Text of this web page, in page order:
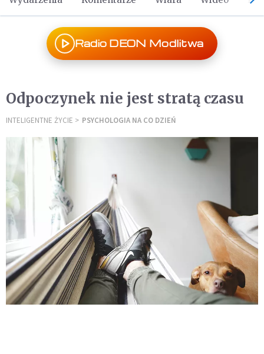
Radio DEON Modlitwa
Odpoczynek nie jest stratą czasu
INTELIGENTNE ŻYCIE PSYCHOLOGIA NA CO DZIEŃ